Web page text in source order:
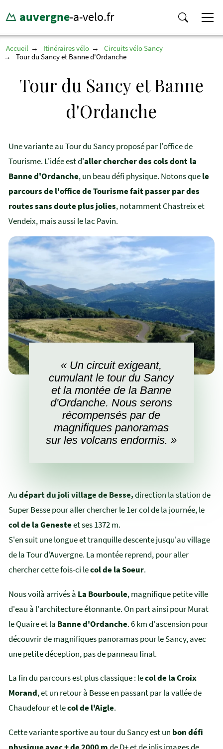
auvergne-a-velo.fr
Accueil Itinéraires vélo
Circuits vélo Sancy
Tour du Sancy et Banne d'Ordanche
Tour du Sancy et Banne
d'Ordanche
Une variante au Tour du Sancy proposé par l'office de
Tourisme. L'idée est d'aller chercher des cols dont la
Banne d'Ordanche, un beau défi physique. Notons quele
parcours de l'office de Tourisme fait passer par des
routes sans doute plus jolies, notamment Chastreix et
Vendeix, mais aussi le lac Pavin.
« Un circuit exigeant,
cumulant le tour du Sancy
et la montée de la Banne
d'Ordanche. Nous serons
récompensés par de
magnifiques panoramas
sur les volcans endormis. »
Audépart du joli village de Besse,direction la station de
Super Besse pour aller chercher le 1er col de la journée, le
col de la Genesteet ses 1372 m.
S'en suit une longue et tranquille descente jusqu'au village
de la Tour d'Auvergne. La montée reprend, pour aller
chercher cette fois-ci lecol de la Soeur.
Nous voilà arrivés à La Bourboule, magnifique petite ville
d'eau à l'architecture étonnante. On part ainsi pour Murat
le Quaire et la Banne d'Ordanche. 6 km d'ascension pour
découvrir de magnifiques panoramas pour le Sancy, avec
une petite déception, pas de panneau final.
La fin du parcours est plus classique : lecol de la Croix
Morand, et un retour à Besse en passant par la vallée de
Chaudefour et lecol de l'Aigle.
Cette variante sportive au tour du Sancy est un bon défi